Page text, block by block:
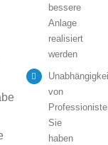
bessere
Anlage
realisiert
werden
von
Sie
haben